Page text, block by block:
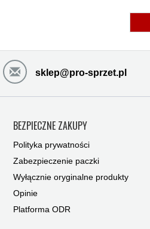
sklep@pro-sprzet.pl
BEZPIECZNE ZAKUPY
Polityka prywatności
Zabezpieczenie paczki
Wyłącznie oryginalne produkty
Opinie
Platforma ODR